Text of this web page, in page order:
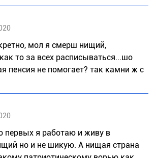
мол я смерш нищий,
то за всех расписываться...шо
пенсия не помогает? так камни ж с
первых я работаю и живу в
но и не шикую. А нищая страна